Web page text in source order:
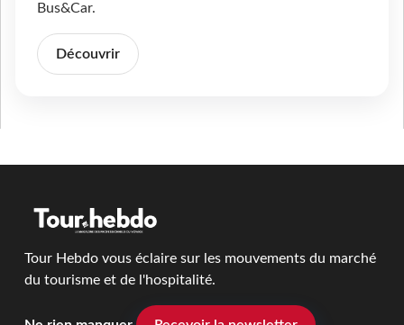
Bus&Car.
Découvrir
Tour Hebdo vous éclaire sur les mouvements du marché
du tourisme et de l'hospitalité.